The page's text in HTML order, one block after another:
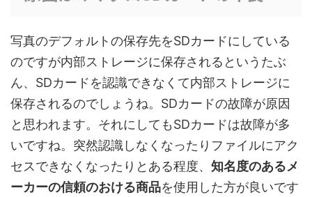
写真のデフォルトの保存先をSDカードにしている
のですが内部ストレージに保存されるというたぶ
ん、SDカードを認識できなくて内部ストレージに
保存されるのでしょうね。SDカードの故障が原因
と思われます。それにしてもSDカードは故障が多
いですね。突然認識しなくなったりファイルにアク
セスできなくなったりとある程度、 知名度のあるメ
ーカーの信頼のおける商品を使用した方が良いです